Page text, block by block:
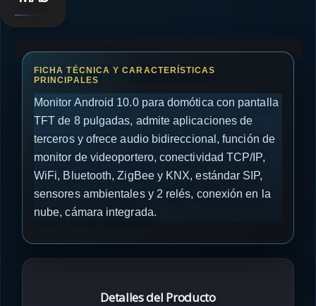
Monitor Android 10.0 para domótica con pantalla
TFT de 8 pulgadas, admite aplicaciones de
terceros y ofrece audio bidireccional, función de
monitor de videoportero, conectividad TCP/IP,
WiFi, Bluetooth, ZigBee y KNX, estándar SIP,
sensores ambientales y 2 relés, conexión en la
nube, cámara integrada.
Detalles del Producto